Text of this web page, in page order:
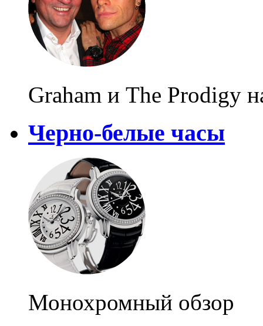
Graham и The Prodigy
Черно-белые часы
Монохромный обзор